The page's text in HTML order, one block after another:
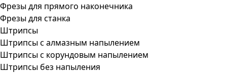
Фрезы для прямого наконечника
Фрезы для станка
Штрипсы
Штрипсы c алмазным напылением
Штрипсы c корундовым напылением
Штрипсы без напыления